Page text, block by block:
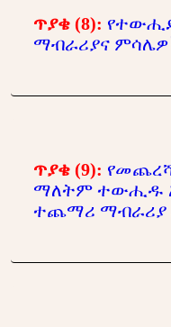
ጥያቄ (8):
ማብራሪያና
ጥያቄ (9):
ማለትም ተውሒዱ
ተጨማሪ ማብራሪያ